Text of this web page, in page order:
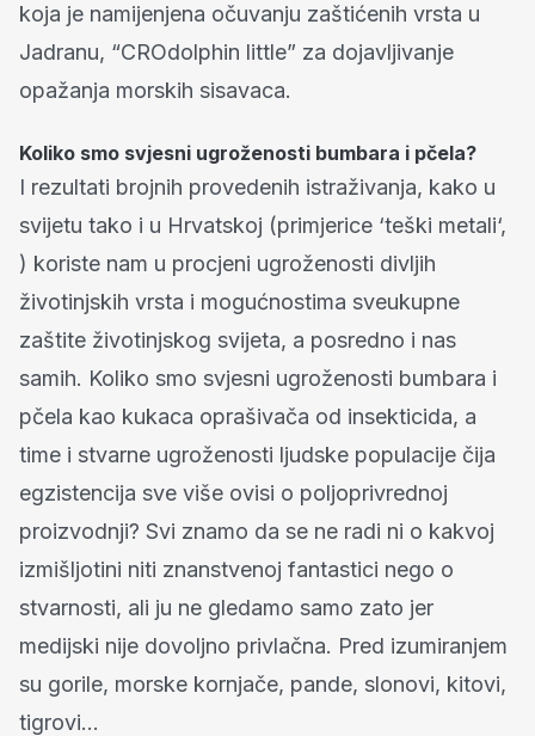
koja je namijenjena očuvanju zaštićenih vrsta u
Jadranu, “CROdolphin little” za dojavljivanje
opažanja morskih sisavaca.
Koliko smo svjesni ugroženosti bumbara i pčela?
I rezultati brojnih provedenih istraživanja, kako u
svijetu tako i u Hrvatskoj (primjerice ‘teški metali‘,
) koriste nam u procjeni ugroženosti divljih
životinjskih vrsta i mogućnostima sveukupne
zaštite životinjskog svijeta, a posredno i nas
samih. Koliko smo svjesni ugroženosti bumbara i
pčela kao kukaca oprašivača od insekticida, a
time i stvarne ugroženosti ljudske populacije čija
egzistencija sve više ovisi o poljoprivrednoj
proizvodnji? Svi znamo da se ne radi ni o kakvoj
izmišljotini niti znanstvenoj fantastici nego o
stvarnosti, ali ju ne gledamo samo zato jer
medijski nije dovoljno privlačna. Pred izumiranjem
su gorile, morske kornjače, pande, slonovi, kitovi,
tigrovi…